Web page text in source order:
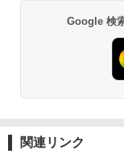
Google 検
関連リンク